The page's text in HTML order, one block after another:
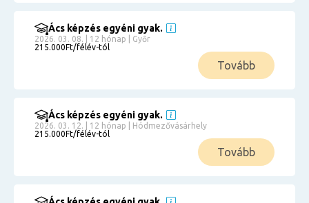
Ács képzés egyéni gyak.
2026. 03. 08. | 12 hónap | Győr
215.000Ft/félév-tól
Tovább
Ács képzés egyéni gyak.
2026. 03. 12. | 12 hónap | Hódmezővásárhely
215.000Ft/félév-tól
Tovább